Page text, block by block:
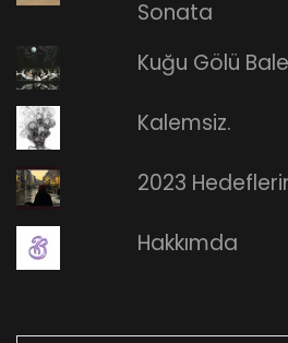
Sonata
Kuğu Gölü
Kalemsiz.
2023
Hakkımda